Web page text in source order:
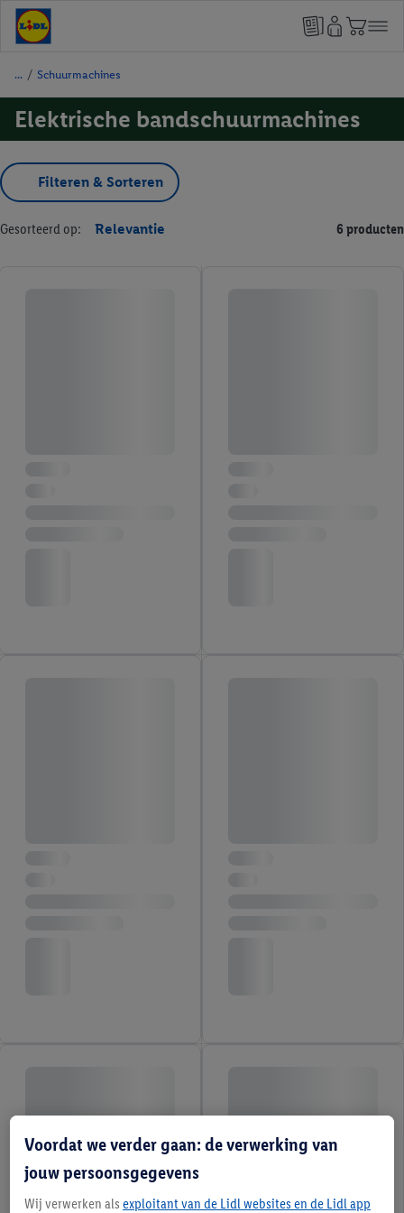
/ Schuurmachines
Elektrische bandschuurmachines
Filteren & Sorteren
Gesorteerd op: Relevantie 6 producten
Voordat we verder gaan: de verwerking van
jouw persoonsgegevens
Wij verwerken als exploitant van de Lidl websites en de Lidl app